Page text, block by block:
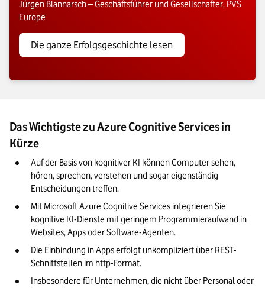
Jürgen Blannarsch – Geschäftsführer und Gesellschafter, PVS
Europe
Die ganze Erfolgsgeschichte lesen
Das Wichtigste zu Azure Cognitive Services in
Kürze
Auf der Basis von kognitiver KI können Computer sehen,
hören, sprechen, verstehen und sogar eigenständig
Entscheidungen treffen.
Mit Microsoft Azure Cognitive Services integrieren Sie
kognitive KI-Dienste mit geringem Programmieraufwand in
Websites, Apps oder Software-Agenten.
Die Einbindung in Apps erfolgt unkompliziert über REST-
Schnittstellen im http-Format.
Insbesondere für Unternehmen, die nicht über Personal oder